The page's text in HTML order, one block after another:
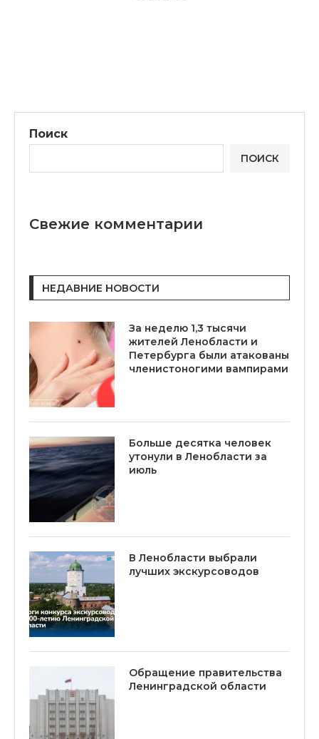
Поиск
ПОИСК
Свежие комментарии
НЕДАВНИЕ НОВОСТИ
За неделю 1,3 тысячи
жителей Ленобласти и
Петербурга были атакованы
членистоногими вампирами
Больше десятка человек
утонули в Ленобласти за
июль
В Ленобласти выбрали
лучших экскурсоводов
Обращение правительства
Ленинградской области